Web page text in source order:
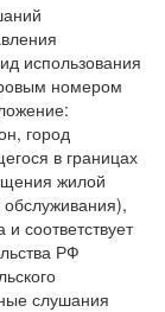
использования
номером
город
в границах
жилой
обслуживания),
соответствует
РФ
слушания